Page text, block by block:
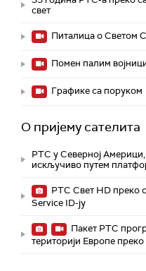
свет
Питалица о Светом
Помен палим
Графике са поруком
О пријему сателита
РТС у Северној
искључиво путем
РТС Свет HD преко
Service ID-ју
Пакет РТС
територији Европе